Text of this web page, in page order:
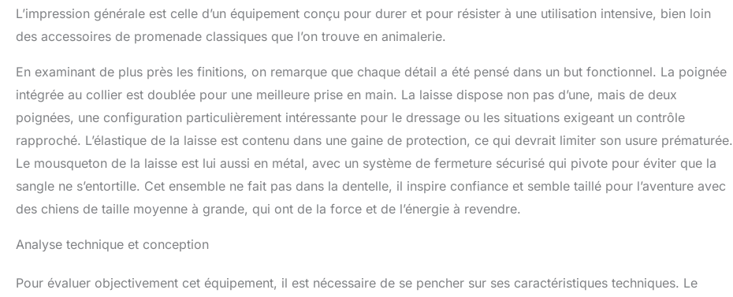
L’impression générale est celle d’un équipement conçu pour durer et pour résister à une utilisation intensive, bien loin
des accessoires de promenade classiques que l’on trouve en animalerie.
En examinant de plus près les finitions, on remarque que chaque détail a été pensé dans un but fonctionnel. La poignée
intégrée au collier est doublée pour une meilleure prise en main. La laisse dispose non pas d’une, mais de deux
poignées, une configuration particulièrement intéressante pour le dressage ou les situations exigeant un contrôle
rapproché. L’élastique de la laisse est contenu dans une gaine de protection, ce qui devrait limiter son usure prématurée.
Le mousqueton de la laisse est lui aussi en métal, avec un système de fermeture sécurisé qui pivote pour éviter que la
sangle ne s’entortille. Cet ensemble ne fait pas dans la dentelle, il inspire confiance et semble taillé pour l’aventure avec
des chiens de taille moyenne à grande, qui ont de la force et de l’énergie à revendre.
Analyse technique et conception
Pour évaluer objectivement cet équipement, il est nécessaire de se pencher sur ses caractéristiques techniques. Le